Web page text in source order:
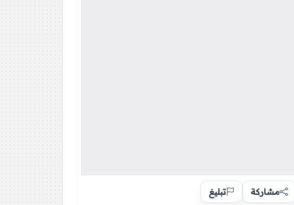
مشاركة تبليغ